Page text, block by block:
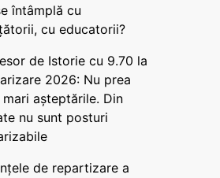
întâmplă cu
cu educatorii?
de Istorie cu 9.70 la
2026: Nu prea
mari așteptările. Din
nu sunt posturi
de repartizare a